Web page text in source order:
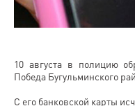
10 августа в полицию
Победа Бугульминского
С его банковской карты